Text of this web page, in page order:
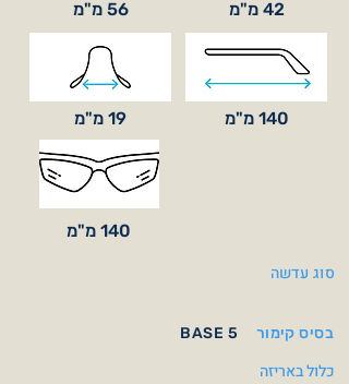
56 מ"מ 42 מ"מ
19 מ"מ 140 מ"מ
140 מ"מ
סוג עדשה
BASE 5 בסיס קימור
כלול באריזה